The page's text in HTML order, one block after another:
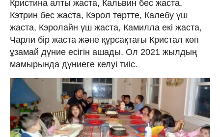
Кристина алты жаста, Кальвин бес жаста,
Кэтрин бес жаста, Кэрол төртте, Калебу үш
жаста, Кэролайн үш жаста, Камилла екі жаста,
Чарли бір жаста және құрсақтағы Кристал көп
ұзамай дүние есігін ашады. Ол 2021 жылдың
мамырында дүниеге келуі тиіс.